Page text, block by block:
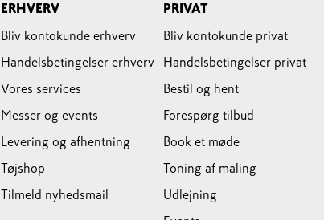
ERHVERV
Bliv kontokunde erhverv
Handelsbetingelser erhverv
Vores services
Messer og events
Levering og afhentning
Tøjshop
Tilmeld nyhedsmail
PRIVAT
Bliv kontokunde privat
Handelsbetingelser privat
Bestil og hent
Forespørg tilbud
Book et møde
Toning af maling
Udlejning